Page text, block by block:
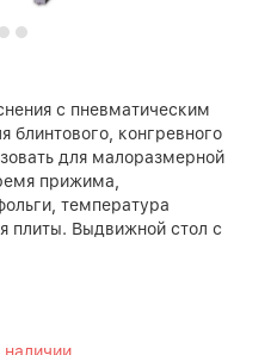
с пневматическим
блинтового, конгревного
для малоразмерной
прижима,
температура
плиты. Выдвижной стол с